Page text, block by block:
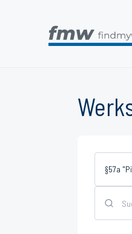
§57a